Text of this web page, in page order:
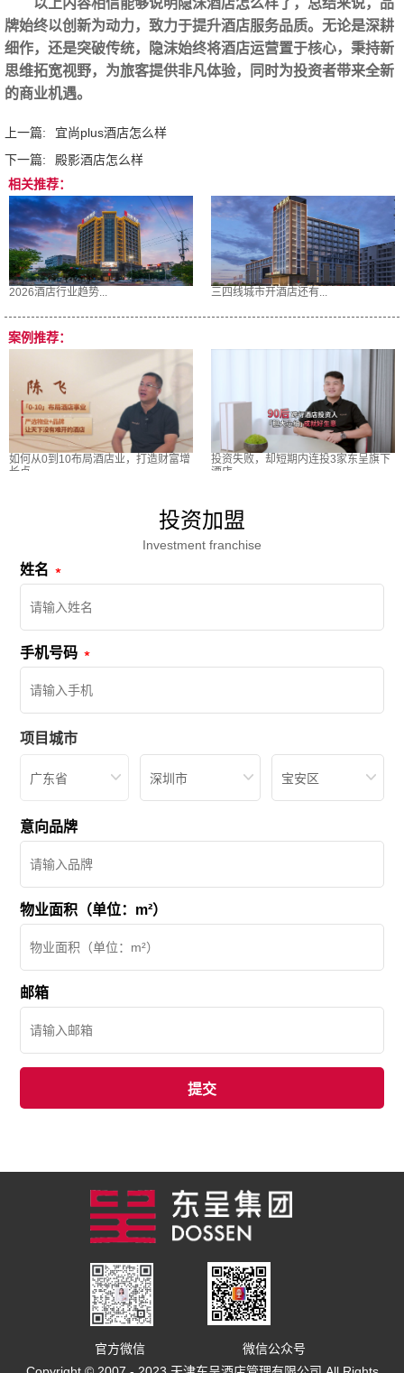
牌始终以创新为动力，致力于提升酒店服务品质。无论是深耕
细作，还是突破传统，隐沫始终将酒店运营置于核心，秉持新
思维拓宽视野，为旅客提供非凡体验，同时为投资者带来全新
的商业机遇。‍
上一篇:
宜尚plus酒店怎么样
下一篇:
殿影酒店怎么样
相关推荐：
2026酒店行业趋势... 三四线城市开酒店还有...
案例推荐：
如何从0到10布局酒店业，打造财富增
长点
投资失败，却短期内连投3家东呈旗下
酒店
投资加盟
Investment franchise
姓名
手机号码
项目城市
广东省 深圳市 宝安区
意向品牌
物业面积（单位：m²）
邮箱
官方微信
微信公众号